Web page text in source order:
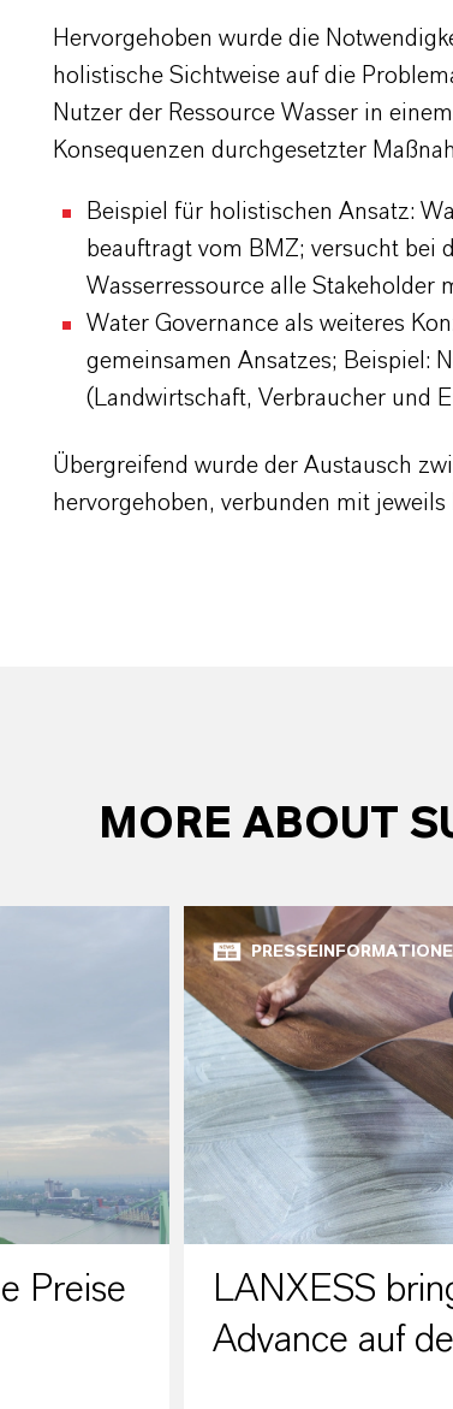
Hervorgehoben wurde die
holistische Sichtweise auf die
Nutzer der Ressource Wasser in
Konsequenzen durchgesetzter
Beispiel für holistischen Ansatz:
beauftragt vom BMZ; versucht bei
Wasserressource alle Stakeholder
Water Governance als weiteres
gemeinsamen Ansatzes; Beispiel:
(Landwirtschaft, Verbraucher und
Übergreifend wurde der Austausch
hervorgehoben, verbunden mit
MORE ABOUT
Preise
LANXESS
Advance auf